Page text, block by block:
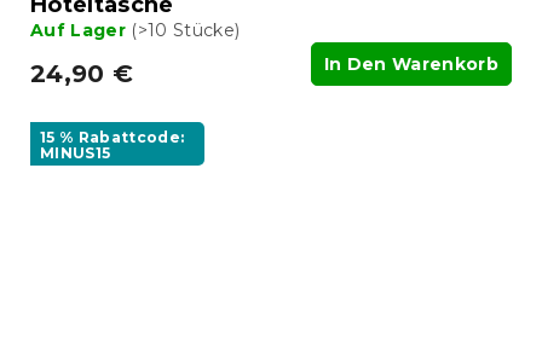
Auf Lager (>10 Stücke)
24,90 € In Den Warenkorb
15 % Rabattcode:
MINUS15